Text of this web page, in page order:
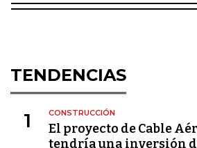
TENDENCIAS
1 CONSTRUCCIÓN
El proyecto de Cable
tendría una inversión